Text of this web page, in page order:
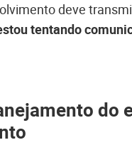
deve
tentando
do